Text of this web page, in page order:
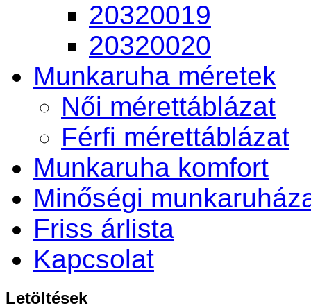
20320019
20320020
Munkaruha méretek
Női mérettáblázat
Férfi mérettáblázat
Munkaruha komfort
Minőségi
Friss árlista
Kapcsolat
Letöltések